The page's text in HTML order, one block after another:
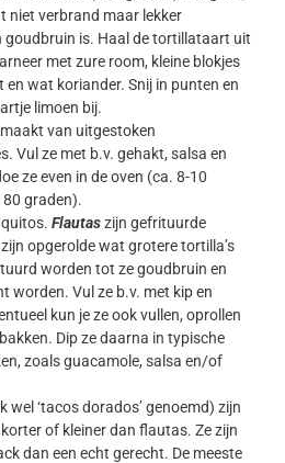
niet verbrand maar lekker
goudbruin is. Haal de tortillataart uit
met zure room, kleine blokjes
en wat koriander. Snij in punten en
limoen bij.
van uitgestoken
Vul ze met b.v. gehakt, salsa en
ze even in de oven (ca. 8-10
graden).
Flautaszijn gefrituurde
opgerolde wat grotere tortilla’s
worden tot ze goudbruin en
worden. Vul ze b.v. met kip en
kun je ze ook vullen, oprollen
Dip ze daarna in typische
zoals guacamole, salsa en/of
wel ‘tacos dorados’ genoemd) zijn
of kleiner dan flautas. Ze zijn
dan een echt gerecht. De meeste